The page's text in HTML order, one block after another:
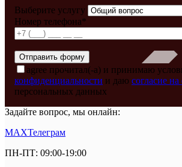
Выберите услугу
Номер телефона*
agree прочитал(-а) и принимаю
конфиденциальности и даю согласие
персональных данных
Задайте вопрос, мы онлайн:
MAXТелеграм
ПН-ПТ: 09:00-19:00